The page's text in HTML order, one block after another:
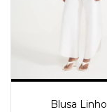
Blusa Linho